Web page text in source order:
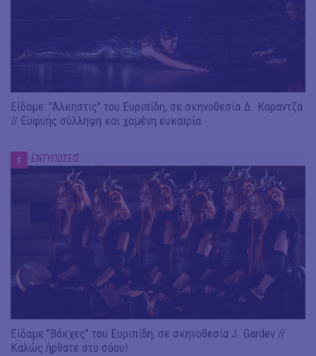
Είδαμε: "Άλκηστις" του Ευριπίδη, σε σκηνοθεσία Δ. Καραντζά
// Ευφυής σύλληψη και χαμένη ευκαιρία
# ΕΝΤΥΠΩΣΕΙΣ
Είδαμε "Βάκχες" του Ευριπίδη, σε σκηνοθεσία J. Gardev //
Καλώς ήρθατε στο σόου!